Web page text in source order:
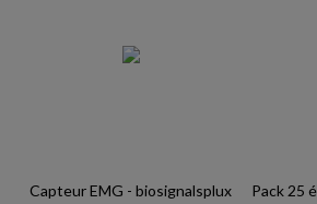
Capteur EMG - biosignalsplux
Pack 25